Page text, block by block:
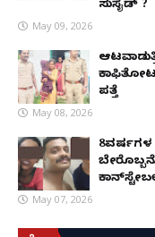
ಸುಸೈಡ್ ?
May 09, 2026
ಪತ್ತೆ
May 08, 2026
May 07, 2026